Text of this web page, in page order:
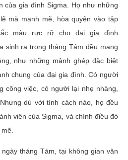
của gia đình Sigma. Họ như những
mà mạnh mẽ, hòa quyện vào tập
màu rực rỡ cho đại gia đình
sinh ra trong tháng Tám đều mang
như những mảnh ghép đặc biệt
chung của đại gia đình. Có người
công việc, có người lại nhẹ nhàng,
dù với tính cách nào, họ đều
viên của Sigma, và chính điều đó
tháng Tám, tại không gian văn